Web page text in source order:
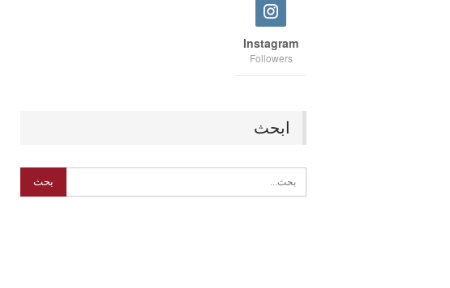
Instagram
Followers
ابحث